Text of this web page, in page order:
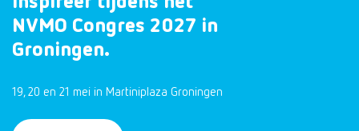
NVMO Congres 2027 in
Groningen.
19, 20 en 21 mei in Martiniplaza Groningen